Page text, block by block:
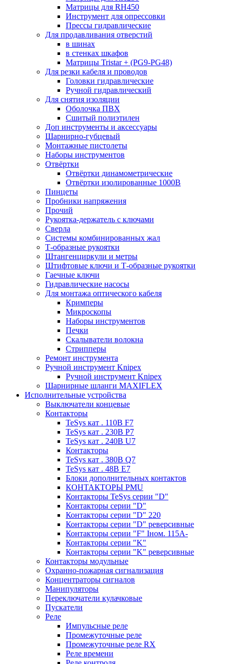
Матрицы для RH450
Инструмент для опрессовки
Прессы гидравлические
Для продавливания отверстий
в шинах
в стенках шкафов
Матрицы Tristar + (PG9-PG48)
Для резки кабеля и проводов
Головки гидравлические
Ручной гидравлический
Для снятия изоляции
Оболочка ПВХ
Сшитый полиэтилен
Доп инструменты и аксессуары
Шарнирно-губцевый
Монтажные пистолеты
Наборы инструментов
Отвёртки
Отвёртки динамометрические
Отвёртки изолированные 1000В
Пинцеты
Пробники напряжения
Прочий
Рукоятка-держатель с ключами
Сверла
Системы комбинированных жал
Т-образные рукоятки
Штангенциркули и метры
Штифтовые ключи и Т-образные рукоятки
Гаечные ключи
Гидравлические насосы
Для монтажа оптического кабеля
Кримперы
Микроскопы
Наборы инструментов
Печки
Скалыватели волокна
Стрипперы
Ремонт инструмента
Ручной инструмент Knipex
Ручной инструмент Knipex
Шарнирные шланги MAXIFLEX
Исполнительные устройства
Выключатели концевые
Контакторы
TeSys кат . 110В F7
TeSys кат . 230В P7
TeSys кат . 240В U7
Контакторы
TeSys кат . 380В Q7
TeSys кат . 48В E7
Блоки дополнительных контактов
КОНТАКТОРЫ PMU
Контакторы TeSys серии "D"
Контакторы серии "D"
Контакторы серии "D" 220
Контакторы серии "D" реверсивные
Контакторы серии "F" Iном. 115А-
Контакторы серии "K"
Контакторы серии "K" реверсивные
Контакторы модульные
Охранно-пожарная сигнализация
Концентраторы сигналов
Манипуляторы
Переключатели кулачковые
Пускатели
Реле
Импульсные реле
Промежуточные реле
Промежуточные реле RX
Реле времени